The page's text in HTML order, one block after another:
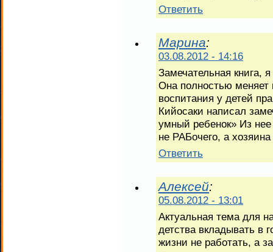
Ответить
Марина:
03.08.2012 - 14:16
Замечательная книга,
Она полностью меняет
воспитания у детей
Кийосаки написал
умный ребенок» Из нее
не РАБочего, а
Ответить
Алексей:
05.08.2012 - 13:01
Актуальная тема для
детства вкладывать в
жизни не работать, а